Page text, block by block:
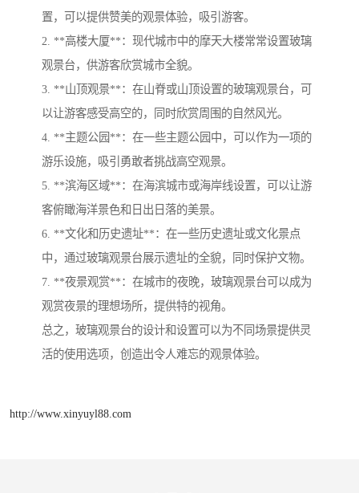
置，可以提供赞美的观景体验，吸引游客。
2. **高楼大厦**：现代城市中的摩天大楼常常设置玻璃
观景台，供游客欣赏城市全貌。
3. **山顶观景**：在山脊或山顶设置的玻璃观景台，可
以让游客感受高空的，同时欣赏周围的自然风光。
4. **主题公园**：在一些主题公园中，可以作为一项的
游乐设施，吸引勇敢者挑战高空观景。
5. **滨海区域**：在海滨城市或海岸线设置，可以让游
客俯瞰海洋景色和日出日落的美景。
6. **文化和历史遗址**：在一些历史遗址或文化景点
中，通过玻璃观景台展示遗址的全貌，同时保护文物。
7. **夜景观赏**：在城市的夜晚，玻璃观景台可以成为
观赏夜景的理想场所，提供特的视角。
总之，玻璃观景台的设计和设置可以为不同场景提供灵
活的使用选项，创造出令人难忘的观景体验。
http://www.xinyuyl88.com